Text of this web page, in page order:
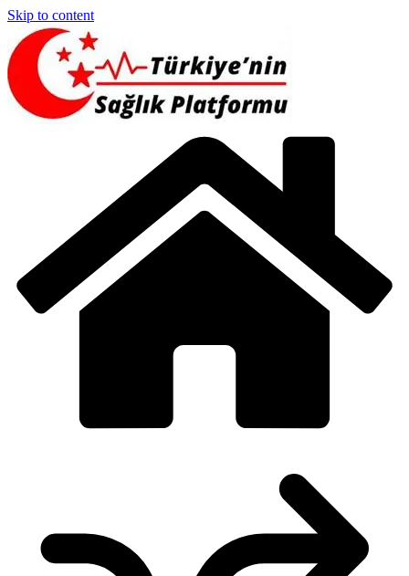
Skip to content